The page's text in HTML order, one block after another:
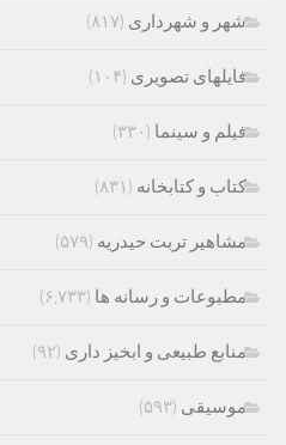
شهر و شهرداری (۸۱۷)
فایلهای تصویری (۱۰۴)
فیلم و سینما (۳۳۰)
کتاب و کتابخانه (۸۳۱)
مشاهیر تربت حیدریه (۵۷۹)
مطبوعات و رسانه ها (۶,۷۳۳)
منابع طبیعی و ابخیز داری (۹۲)
موسیقی (۵۹۳)